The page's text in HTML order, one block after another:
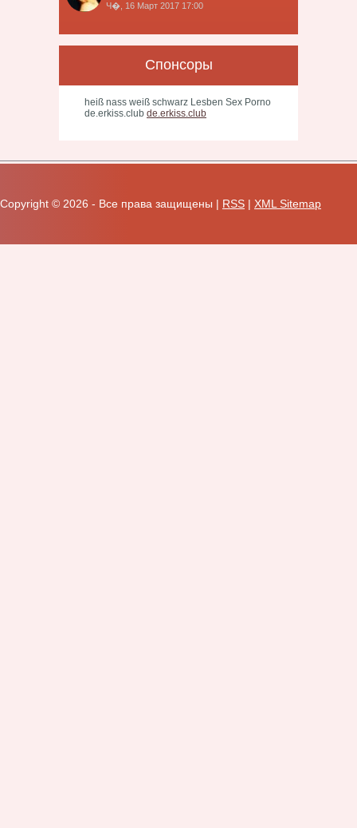
Ч�, 16 Март 2017 17:00
Спонсоры
heiß nass weiß schwarz Lesben Sex Porno
de.erkiss.club de.erkiss.club
Copyright © 2026 - Все права защищены | RSS | XML Sitemap